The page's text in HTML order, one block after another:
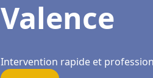
Valence
Intervention rapide et